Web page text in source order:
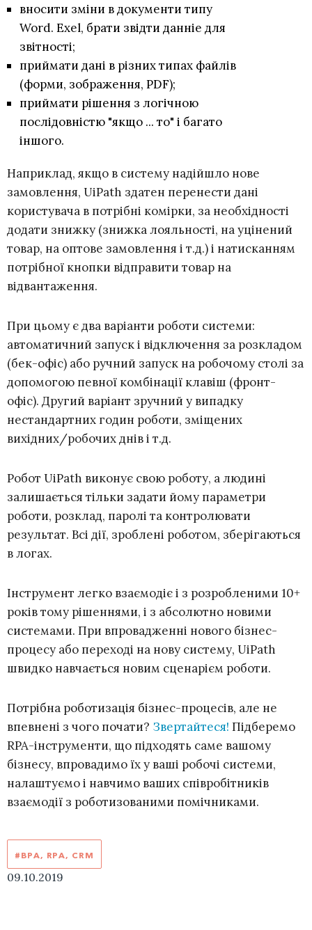
вносити зміни в документи типу
Word. Exel, брати звідти данніе для
звітності;
приймати дані в різних типах файлів
(форми, зображення, PDF);
приймати рішення з логічною
послідовністю "якщо ... то" і багато
іншого.
Наприклад, якщо в систему надійшло нове
замовлення, UiPath здатен перенести дані
користувача в потрібні комірки, за необхідності
додати знижку (знижка лояльності, на уцінений
товар, на оптове замовлення і т.д.) і натисканням
потрібної кнопки відправити товар на
відвантаження.
При цьому є два варіанти роботи системи:
автоматичний запуск і відключення за розкладом
(бек-офіс) або ручний запуск на робочому столі за
допомогою певної комбінації клавіш (фронт-
офіс). Другий варіант зручний у випадку
нестандартних годин роботи, зміщених
вихідних/робочих днів і т.д.
Робот UiPath виконує свою роботу, а людині
залишається тільки задати йому параметри
роботи, розклад, паролі та контролювати
результат. Всі дії, зроблені роботом, зберігаються
в логах.
Інструмент легко взаємодіє і з розробленими 10+
років тому рішеннями, і з абсолютно новими
системами. При впровадженні нового бізнес-
процесу або переході на нову систему, UiPath
швидко навчається новим сценарієм роботи.
Потрібна роботизація бізнес-процесів, але не
впевнені з чого почати? Звертайтеся! Підберемо
RPA-інструменти, що підходять саме вашому
бізнесу, впровадимо їх у ваші робочі системи,
налаштуємо і навчимо ваших співробітників
взаємодії з роботизованими помічниками.
#BPA, RPA, CRM
09.10.2019